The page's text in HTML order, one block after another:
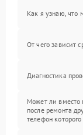
Как я узнаю, что
От чего зависит
Диагностика
Может ли вместо
после ремонта
телефон